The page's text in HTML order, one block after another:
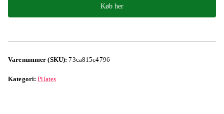
Køb her
Varenummer (SKU):73ca815c4796
Kategori:Pilates